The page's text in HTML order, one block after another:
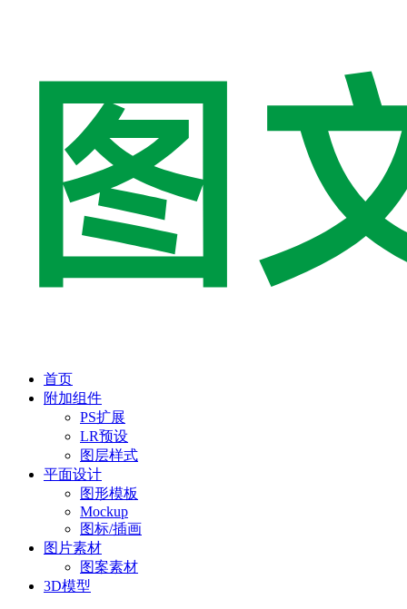
首页
附加组件
PS扩展
LR预设
图层样式
平面设计
图形模板
Mockup
图标/插画
图片素材
图案素材
3D模型